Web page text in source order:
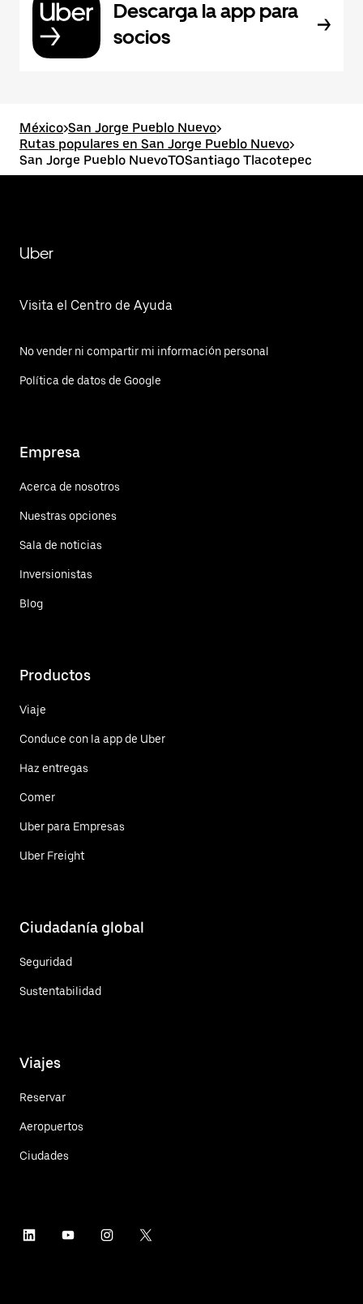
Descarga la app para
socios
México>San Jorge Pueblo Nuevo>
Rutas populares en San Jorge Pueblo Nuevo>
San Jorge Pueblo NuevoTOSantiago Tlacotepec
Uber
Visita el Centro de Ayuda
No vender ni compartir mi información personal
Política de datos de Google
Empresa
Acerca de nosotros
Nuestras opciones
Sala de noticias
Inversionistas
Blog
Productos
Viaje
Conduce con la app de Uber
Haz entregas
Comer
Uber para Empresas
Uber Freight
Ciudadanía global
Seguridad
Sustentabilidad
Viajes
Reservar
Aeropuertos
Ciudades